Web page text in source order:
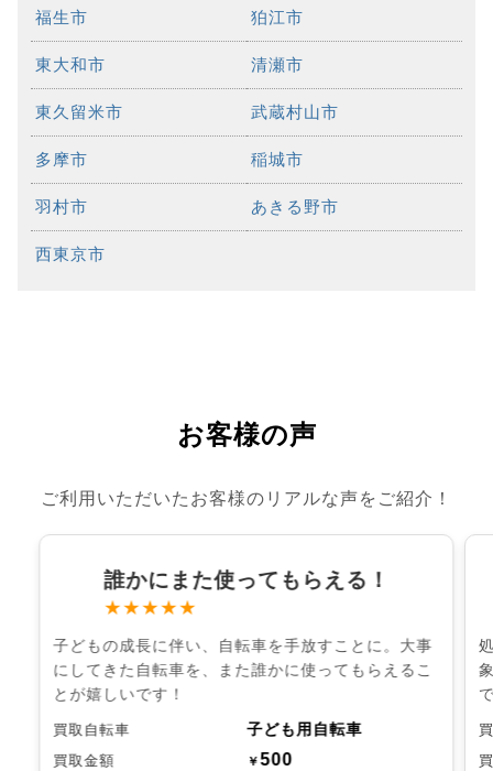
福生市 狛江市
東大和市 清瀬市
東久留米市 武蔵村山市
多摩市 稲城市
羽村市 あきる野市
西東京市
お客様の声
ご利用いただいたお客様のリアルな声をご紹介！
誰かにまた使ってもらえる！
★★★★★
子どもの成長に伴い、自転車を手放すことに。大事
にしてきた自転車を、また誰かに使ってもらえるこ
とが嬉しいです！
買取自転車 子ども用自転車
買取金額 ￥500